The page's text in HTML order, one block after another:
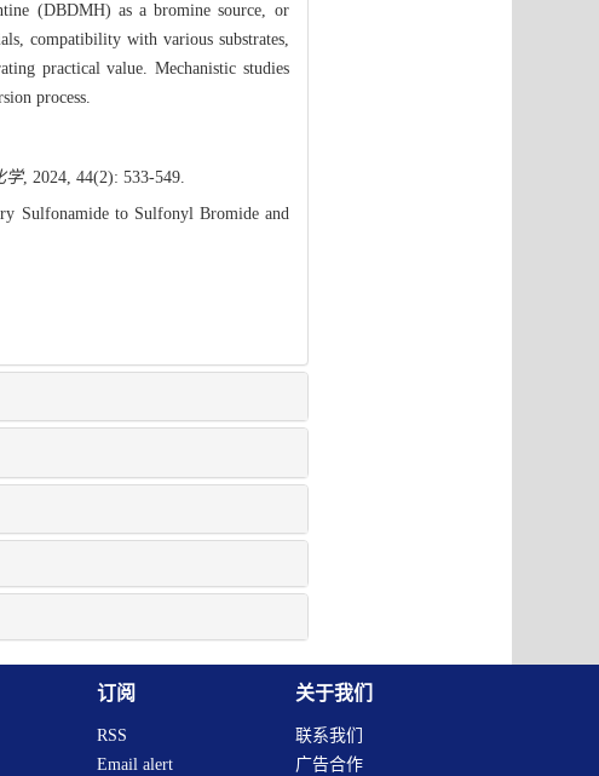
(DBDMH) as a bromine source, or
compatibility with various substrates,
practical value. Mechanistic studies
process.
学, 2024, 44(2): 533-549.
Sulfonamide to Sulfonyl Bromide and
订阅
RSS
Email alert
关于我们
联系我们
广告合作